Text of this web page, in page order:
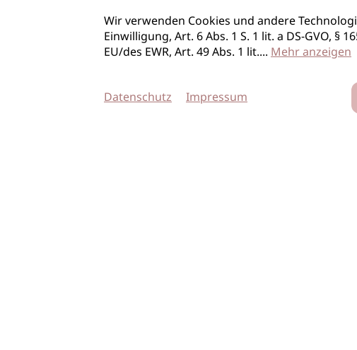
Wir verwenden Cookies und andere
Einwilligung, Art. 6 Abs. 1 S. 1 lit. a DS-GVO,
EU/des EWR, Art. 49 Abs. 1 lit.... Mehr anzeigen
Datenschutz Impressum